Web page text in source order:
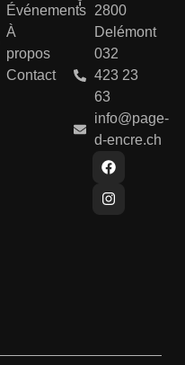
Événements
À
propos
Contact
2800
Delémont
032
423 23
63
info@page-
d-encre.ch